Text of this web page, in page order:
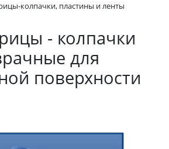
колпачки, пластины и ленты
- колпачки
для
поверхности